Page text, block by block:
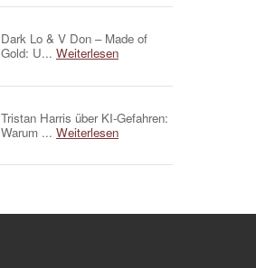
Dark Lo & V Don – Made of
Gold: U... Weiterlesen
Tristan Harris über KI-Gefahren:
Warum ... Weiterlesen